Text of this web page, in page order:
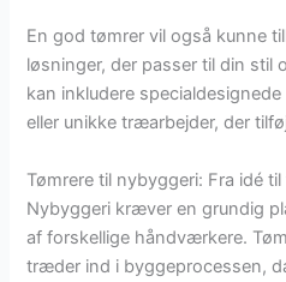
En god tømrer vil også kunne
løsninger, der passer til din stil
kan inkludere
eller unikke træarbejder, der
Tømrere til nybyggeri: Fra idé
Nybyggeri kræver en grundig
af forskellige håndværkere.
træder ind i byggeprocessen,